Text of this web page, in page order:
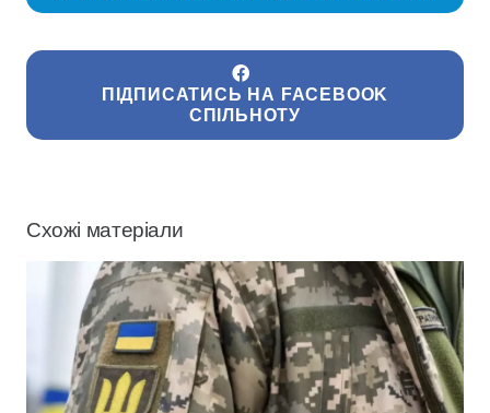
ПІДПИСАТИСЬ НА FACEBOOK
СПІЛЬНОТУ
Схожі матеріали